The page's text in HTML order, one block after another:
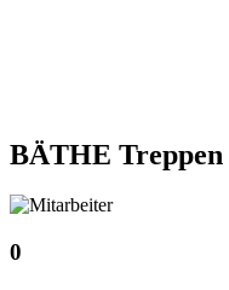
BÄTHE Treppen
0